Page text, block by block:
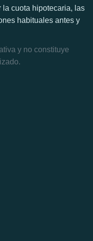
cuota hipotecaria, las
habituales antes y
y no constituye